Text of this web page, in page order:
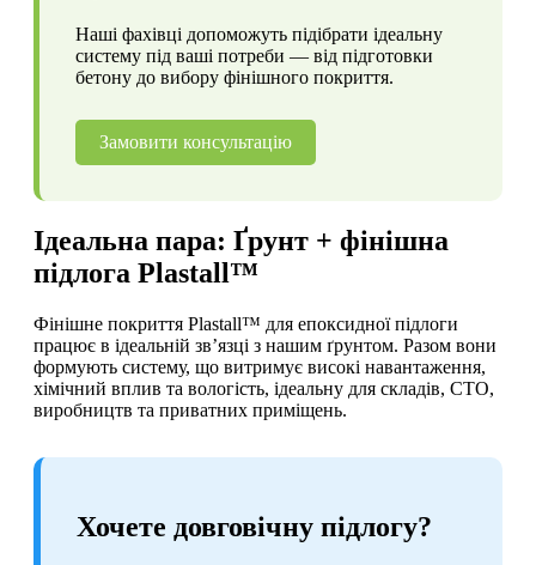
Наші фахівці допоможуть підібрати ідеальну
систему під ваші потреби — від підготовки
бетону до вибору фінішного покриття.
Замовити консультацію
Ідеальна пара: Ґрунт + фінішна
підлога Plastall™
Фінішне покриття Plastall™ для епоксидної підлоги
працює в ідеальній зв’язці з нашим ґрунтом. Разом вони
формують систему, що витримує високі навантаження,
хімічний вплив та вологість, ідеальну для складів, СТО,
виробництв та приватних приміщень.
Хочете довговічну підлогу?